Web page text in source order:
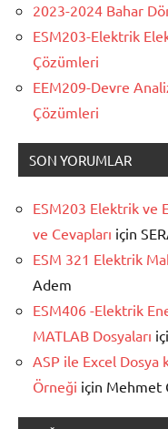
2023-2024 Bahar
ESM203-Elektrik
Çözümleri
EEM209-Devre
Çözümleri
SON YORUMLAR
ESM203 Elektrik ve
ve Cevapları için
ESM 321 Elektrik
Adem
ESM406 -Elektrik
MATLAB Dosyaları
ASP ile Excel Dosya
Örneği için Mehmet